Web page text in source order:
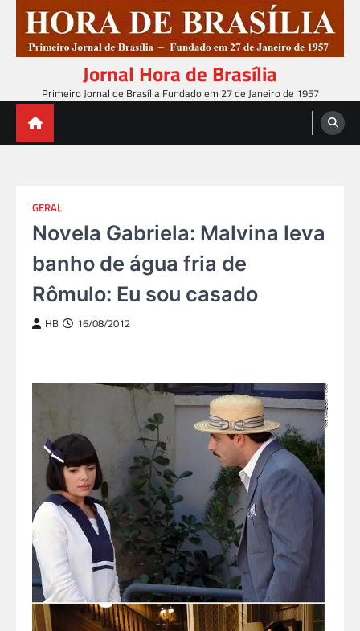
content
Jornal Hora de Brasília
Primeiro Jornal de Brasília Fundado em 27 de Janeiro de 1957
GERAL
Novela Gabriela: Malvina leva
banho de água fria de
Rômulo: Eu sou casado
HB 16/08/2012